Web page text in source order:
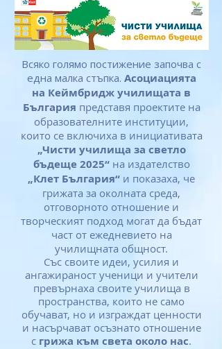
Всяко голямо постижение започва с
една малка стъпка. Асоциацията
на Кеймбридж училищата в
България представя проектите на
образователните институции,
които се включиха в инициативата
„Чисти училища за светло
бъдеще 2025“ на издателство
„Клет България“ и показаха, че
грижата за околната среда,
отговорното отношение и
творческият подход могат да бъдат
част от ежедневието на
училищната общност.
Със своите идеи, усилия и
ангажираност ученици и учители
превърнаха своите училища в
пространства, които не само
обучават, но и изграждат ценности
и насърчават осъзнато отношение
с грижа към света около нас.